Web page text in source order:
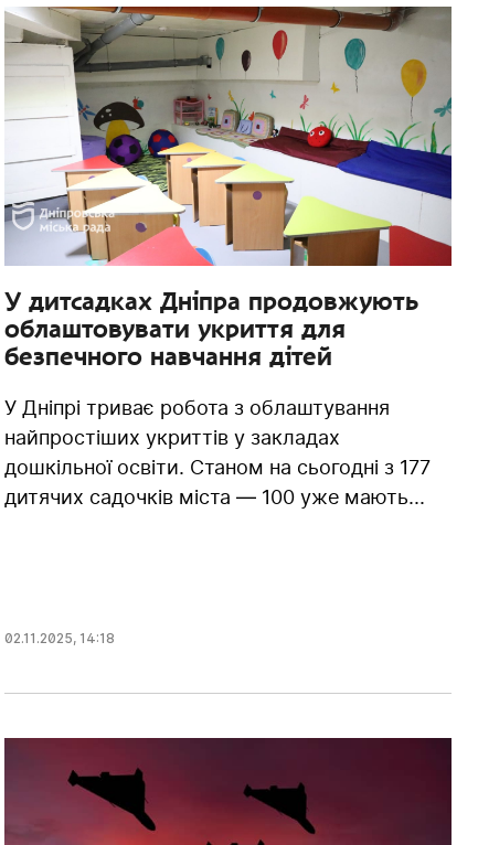
У дитсадках Дніпра продовжують
облаштовувати укриття для
безпечного навчання дітей
У Дніпрі триває робота з облаштування
найпростіших укриттів у закладах
дошкільної освіти. Станом на сьогодні з 177
дитячих садочків міста — 100 уже мають...
02.11.2025, 14:18